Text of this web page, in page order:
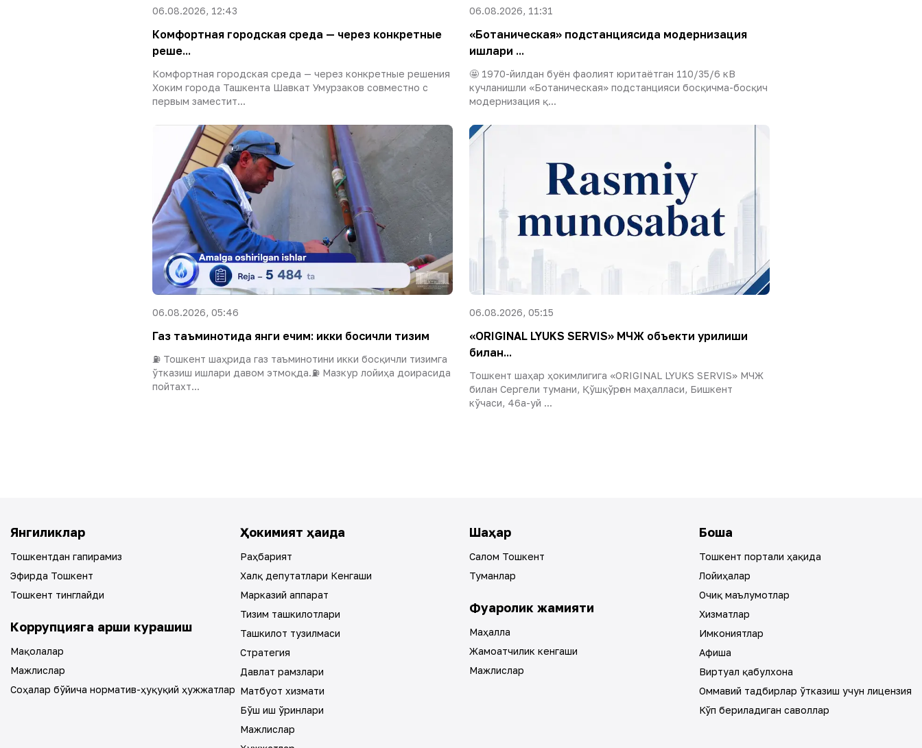
06.08.2026, 12:43
Комфортная городская среда — через конкретные
реше...
Комфортная городская среда — через конкретные решения
Хоким города Ташкента Шавкат Умурзаков совместно с
первым заместит...
06.08.2026, 11:31
«Ботаническая» подстанциясида модернизация
ишлари ...
🤩 1970-йилдан буён фаолият юритаётган 110/35/6 кВ
кучланишли «Ботаническая» подстанцияси босқичма-босқич
модернизация қ...
06.08.2026, 05:46
Газ таъминотида янги ечим: икки босқичли тизим
⛽️ Тошкент шаҳрида газ таъминотини икки босқичли тизимга
ўтказиш ишлари давом этмоқда.⛽️ Мазкур лойиҳа доирасида
пойтахт...
06.08.2026, 05:15
«ORIGINAL LYUKS SERVIS» МЧЖ объекти қурилиши
билан...
Тошкент шаҳар ҳокимлигига «ORIGINAL LYUKS SERVIS» МЧЖ
билан Сергели тумани, Қўшқўрғон маҳалласи, Бишкент
кўчаси, 46а-уй ...
Янгиликлар
Тошкентдан гапирамиз
Эфирда Тошкент
Тошкент тинглайди
Коррупцияга қарши курашиш
Мақолалар
Мажлислар
Соҳалар бўйича норматив-ҳуқуқий ҳужжатлар
Ҳокимият ҳақида
Раҳбарият
Халқ депутатлари Кенгаши
Марказий аппарат
Тизим ташкилотлари
Ташкилот тузилмаси
Стратегия
Давлат рамзлари
Матбуот хизмати
Бўш иш ўринлари
Мажлислар
Шаҳар
Салом Тошкент
Туманлар
Фуқаролик жамияти
Маҳалла
Жамоатчилик кенгаши
Мажлислар
Бошқа
Тошкент портали ҳақида
Лойиҳалар
Очиқ маълумотлар
Хизматлар
Имкониятлар
Афиша
Виртуал қабулхона
Оммавий тадбирлар ўтказиш учун лицензия
Кўп бериладиган саволлар